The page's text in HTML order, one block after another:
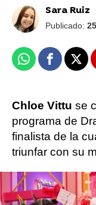
Sara Ruiz
Publicado:
WhatsappFacebook
X
Chloe Vittu se
programa de
finalista de la
triunfar con su
Y es que desde